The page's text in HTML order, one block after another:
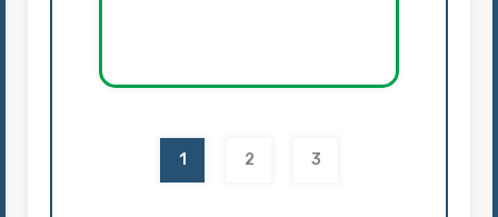
1 2 3